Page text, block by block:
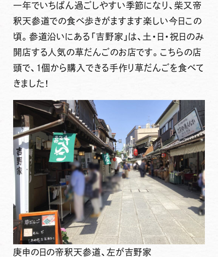
一年でいちばん過ごしやすい季節になり、柴又帝
釈天参道での食べ歩きがますます楽しい今日この
頃。参道沿いにある 「吉野家」は、 土・日・祝日のみ
開店する人気の草だんごのお店です。こちらの店
頭で、1個から購入できる手作り草だんごを食べて
きました！
庚申の日の帝釈天参道、左が吉野家